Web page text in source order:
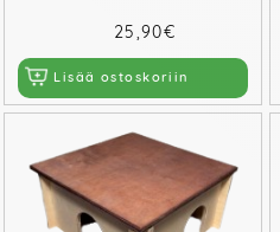
25,90€
Lisää ostoskoriin